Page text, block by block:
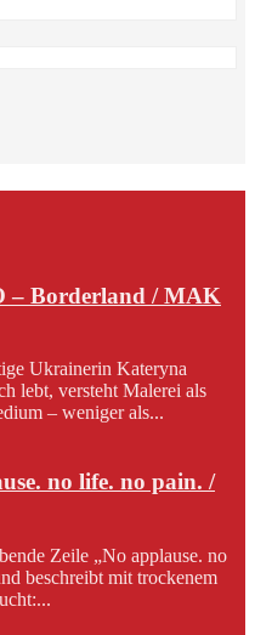
– Borderland / MAK
Ukrainerin Kateryna
lebt, versteht Malerei als
– weniger als...
no life. no pain. /
Zeile „No applause. no
beschreibt mit trockenem